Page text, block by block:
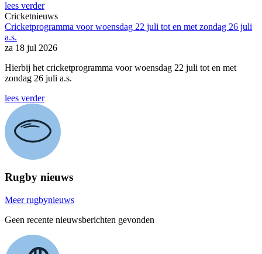
lees verder
Cricketnieuws
Cricketprogramma voor woensdag 22 juli tot en met zondag 26 juli
a.s.
za 18 jul 2026
Hierbij het cricketprogramma voor woensdag 22 juli tot en met
zondag 26 juli a.s.
lees verder
Rugby nieuws
Meer rugbynieuws
Geen recente nieuwsberichten gevonden